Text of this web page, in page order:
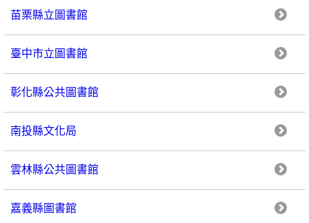
苗栗縣立圖書館
臺中市立圖書館
彰化縣公共圖書館
南投縣文化局
雲林縣公共圖書館
嘉義縣圖書館